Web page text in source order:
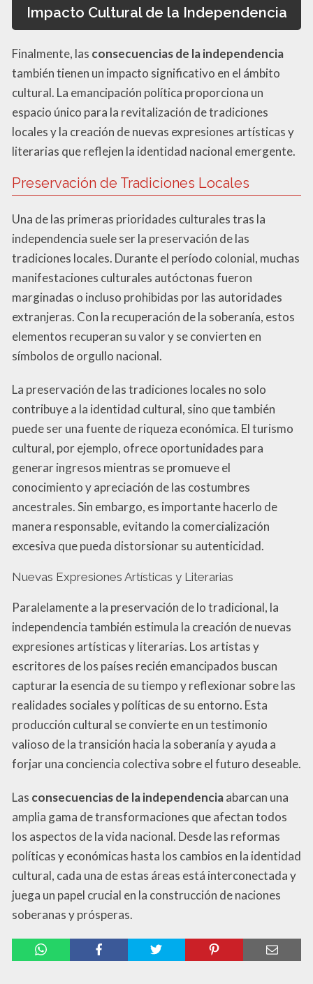
Impacto Cultural de la Independencia
Finalmente, las consecuencias de la independencia
también tienen un impacto significativo en el ámbito
cultural. La emancipación política proporciona un
espacio único para la revitalización de tradiciones
locales y la creación de nuevas expresiones artísticas y
literarias que reflejen la identidad nacional emergente.
Preservación de Tradiciones Locales
Una de las primeras prioridades culturales tras la
independencia suele ser la preservación de las
tradiciones locales. Durante el período colonial, muchas
manifestaciones culturales autóctonas fueron
marginadas o incluso prohibidas por las autoridades
extranjeras. Con la recuperación de la soberanía, estos
elementos recuperan su valor y se convierten en
símbolos de orgullo nacional.
La preservación de las tradiciones locales no solo
contribuye a la identidad cultural, sino que también
puede ser una fuente de riqueza económica. El turismo
cultural, por ejemplo, ofrece oportunidades para
generar ingresos mientras se promueve el
conocimiento y apreciación de las costumbres
ancestrales. Sin embargo, es importante hacerlo de
manera responsable, evitando la comercialización
excesiva que pueda distorsionar su autenticidad.
Nuevas Expresiones Artísticas y Literarias
Paralelamente a la preservación de lo tradicional, la
independencia también estimula la creación de nuevas
expresiones artísticas y literarias. Los artistas y
escritores de los países recién emancipados buscan
capturar la esencia de su tiempo y reflexionar sobre las
realidades sociales y políticas de su entorno. Esta
producción cultural se convierte en un testimonio
valioso de la transición hacia la soberanía y ayuda a
forjar una conciencia colectiva sobre el futuro deseable.
Las consecuencias de la independenciaabarcan una
amplia gama de transformaciones que afectan todos
los aspectos de la vida nacional. Desde las reformas
políticas y económicas hasta los cambios en la identidad
cultural, cada una de estas áreas está interconectada y
juega un papel crucial en la construcción de naciones
soberanas y prósperas.